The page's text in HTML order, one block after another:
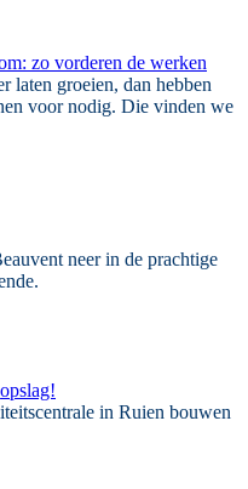
zo vorderen de werken
laten groeien, dan hebben
voor nodig. Die vinden we
neer in de prachtige
in Ruien bouwen